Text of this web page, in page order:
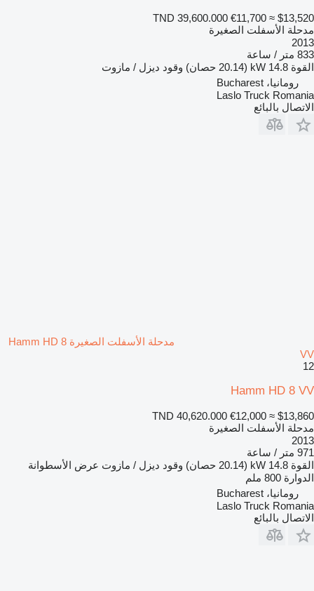
TND 39,600.000 €11,700 ≈ $13,520
مدحلة الأسفلت الصغيرة
2013
833 متر / ساعة
القوة 14.8 kW (20.14 حصان) وقود ديزل / مازوت
رومانيا، Bucharest
Laslo Truck Romania
الاتصال بالبائع
مدحلة الأسفلت الصغيرة Hamm HD 8
VV
12
Hamm HD 8 VV
TND 40,620.000 €12,000 ≈ $13,860
مدحلة الأسفلت الصغيرة
2013
971 متر / ساعة
القوة 14.8 kW (20.14 حصان) وقود ديزل / مازوت عرض الأسطوانة
الدوارة 800 ملم
رومانيا، Bucharest
Laslo Truck Romania
الاتصال بالبائع